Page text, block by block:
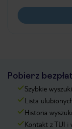
Pobierz
Szybkie
Lista
Historia
Kontakt z TUI i